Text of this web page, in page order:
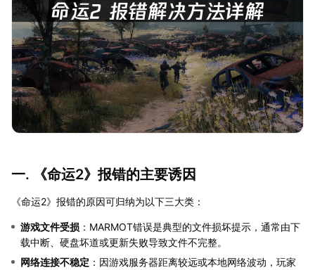
一. 《命运2》报错的主要诱因
《命运2》报错的原因可归纳为以下三大类：
游戏文件受损 ：MARMOT错误是典型的文件损坏提示，通常由下
载中断、硬盘坏道或更新失败导致文件不完整。
网络连接不稳定 ：因游戏服务器距离较远或本地网络波动，玩家